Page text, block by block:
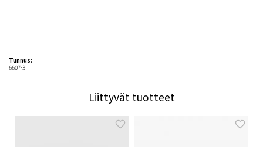
Tunnus:
6607-3
Liittyvät tuotteet